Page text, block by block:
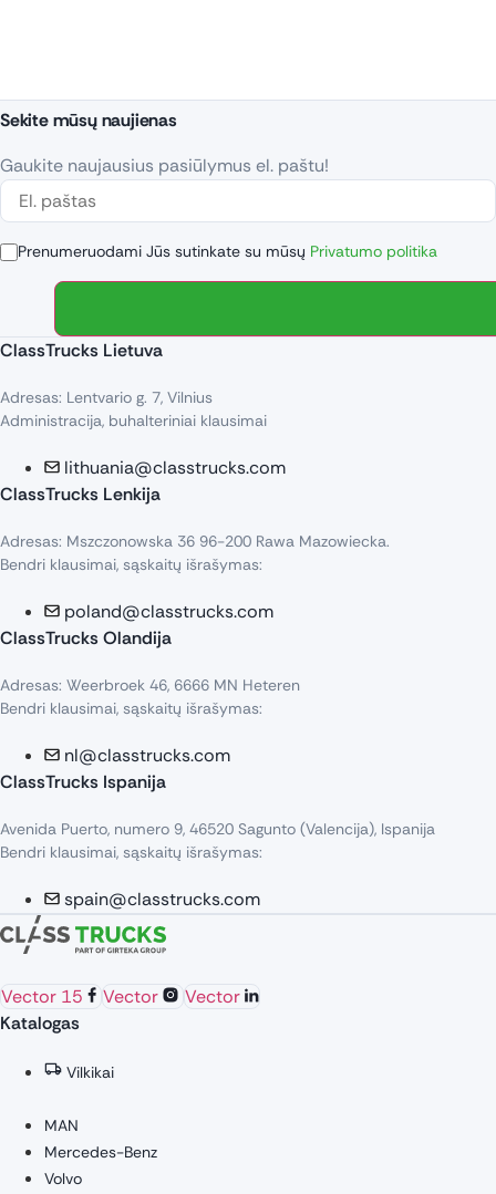
Sekite mūsų naujienas
Gaukite naujausius pasiūlymus el. paštu!
Prenumeruodami Jūs sutinkate su mūsų Privatumo politika
ClassTrucks Lietuva
Adresas: Lentvario g. 7, Vilnius
Administracija, buhalteriniai klausimai
lithuania@classtrucks.com
ClassTrucks Lenkija​
Adresas: Mszczonowska 36 96-200 Rawa Mazowiecka.
Bendri klausimai, sąskaitų išrašymas:
poland@classtrucks.com
ClassTrucks Olandija​
Adresas: Weerbroek 46, 6666 MN Heteren
Bendri klausimai, sąskaitų išrašymas:
nl@classtrucks.com
ClassTrucks Ispanija
Avenida Puerto, numero 9, 46520 Sagunto (Valencija), Ispanija
Bendri klausimai, sąskaitų išrašymas:
spain@classtrucks.com
Vector 15 Vector
Vector
Katalogas
Vilkikai
MAN
Mercedes-Benz
Volvo